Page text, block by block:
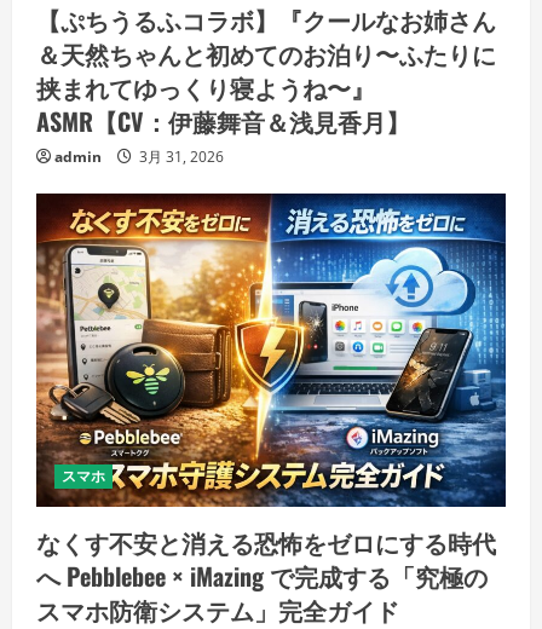
【ぷちうるふコラボ】『クールなお姉さん
＆天然ちゃんと初めてのお泊り〜ふたりに
挟まれてゆっくり寝ようね〜』
ASMR【CV：伊藤舞音＆浅見香月】
admin 3月 31, 2026
スマホ
なくす不安と消える恐怖をゼロにする時代
へ Pebblebee × iMazing で完成する「究極の
スマホ防衛システム」完全ガイド